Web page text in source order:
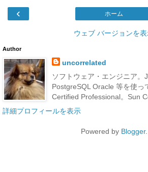
‹ ホーム
ウェブ バージョンを
Author
uncorrelated
ソフトウェア・エンジニア。
PostgreSQL Oracle 等を使っ
Certified Professional。Sun
詳細プロフィールを表示
Powered by Blogger.